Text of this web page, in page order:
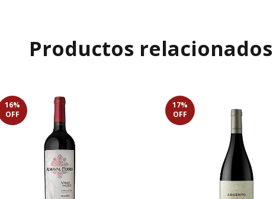
Productos relacionados
16%
OFF
17%
OFF